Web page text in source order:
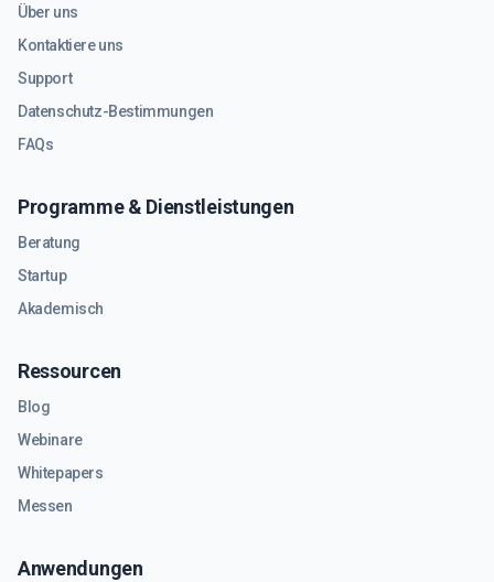
Über uns
Kontaktiere uns
Support
Datenschutz-Bestimmungen
FAQs
Programme & Dienstleistungen
Beratung
Startup
Akademisch
Ressourcen
Blog
Webinare
Whitepapers
Messen
Anwendungen